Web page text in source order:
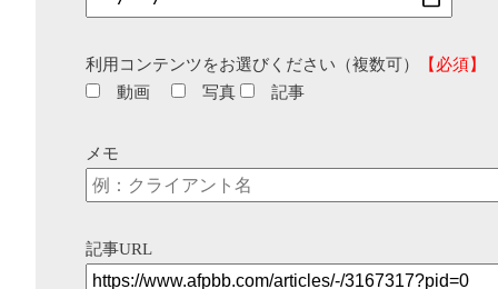
利用コンテンツをお選びください（複数可）
【必須】
動画
写真 記事
メモ
記事URL